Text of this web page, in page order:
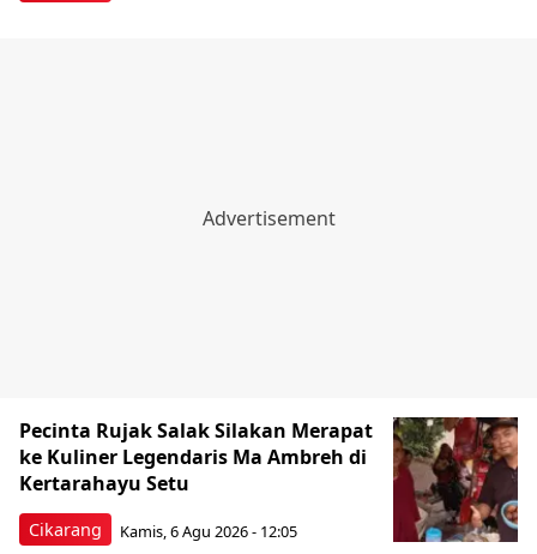
Cikarang
Pecinta Rujak Salak Silakan Merapat
ke Kuliner Legendaris Ma Ambreh di
Kertarahayu Setu
Kamis, 6 Agu 2026 - 12:05